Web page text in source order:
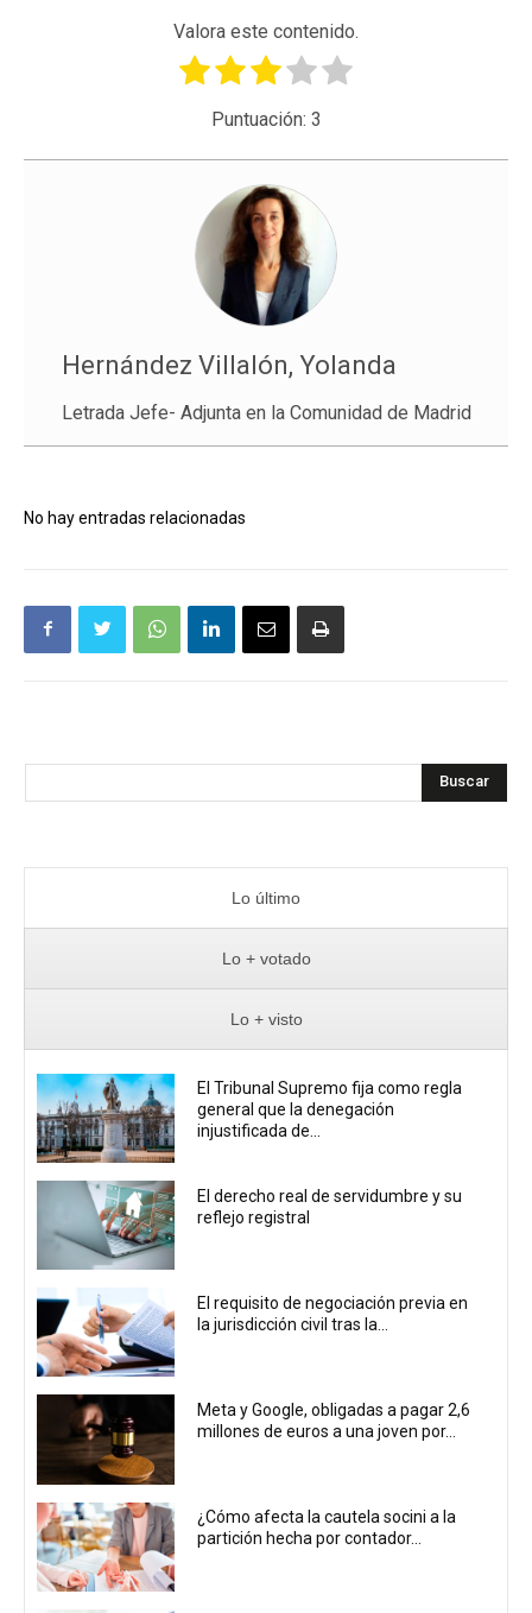
Valora este contenido.
Puntuación: 3
Hernández Villalón, Yolanda
Letrada Jefe- Adjunta en la Comunidad de Madrid
No hay entradas relacionadas
Buscar
Lo último
Lo + votado
Lo + visto
El Tribunal Supremo fija como regla
general que la denegación
injustificada de...
El derecho real de servidumbre y su
reflejo registral
El requisito de negociación previa en
la jurisdicción civil tras la...
Meta y Google, obligadas a pagar 2,6
millones de euros a una joven por...
¿Cómo afecta la cautela socini a la
partición hecha por contador...